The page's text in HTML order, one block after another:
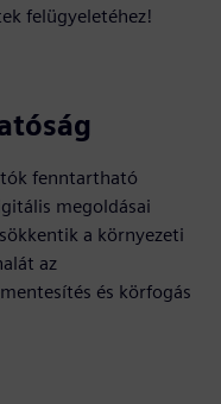
felügyeletéhez!
fenntartható
megoldásai
a környezeti
az
és körfogás